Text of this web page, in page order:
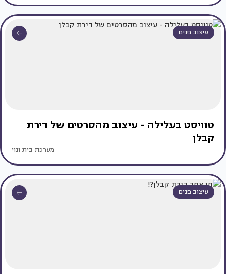
עיצוב פנים
טוויסט בעלילה - עיצוב מהסרטים של דירת
קבלן
מערכת בית ונוי
עיצוב פנים